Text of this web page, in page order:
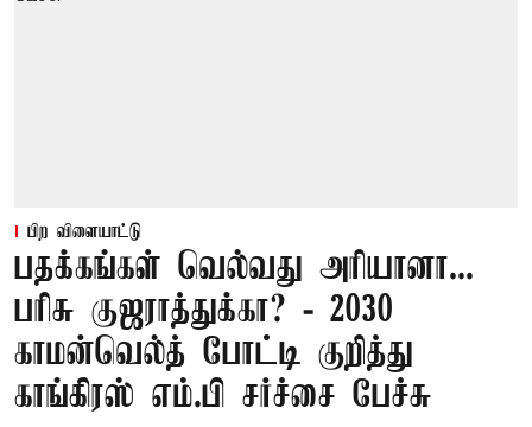
பிற விளையாட்டு
பதக்கங்கள் வெல்வது அரியானா...
பரிசு குஜராத்துக்கா? - 2030
காமன்வெல்த் போட்டி குறித்து
காங்கிரஸ் எம்.பி சர்ச்சை பேச்சு